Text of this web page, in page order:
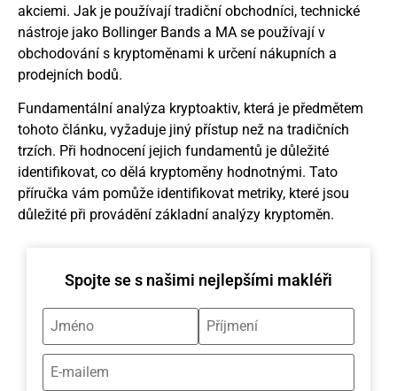
akciemi. Jak je používají tradiční obchodníci, technické
nástroje jako Bollinger Bands a MA se používají v
obchodování s kryptoměnami k určení nákupních a
prodejních bodů.
Fundamentální analýza kryptoaktiv, která je předmětem
tohoto článku, vyžaduje jiný přístup než na tradičních
trzích. Při hodnocení jejich fundamentů je důležité
identifikovat, co dělá kryptoměny hodnotnými. Tato
příručka vám pomůže identifikovat metriky, které jsou
důležité při provádění základní analýzy kryptoměn.
Spojte se s našimi nejlepšími makléři